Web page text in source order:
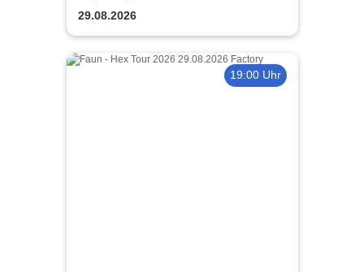
Elbauenpark
29.08.2026
19:00 Uhr